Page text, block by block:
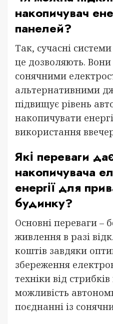
накопичувач
панелей?
Так, сучасні
це дозволяють. Вони
сонячними
альтернативними
підвищує рівень
накопичувати
використання
Які переваги
накопичувача
енергії для
будинку?
Основні переваги –
живлення в разі
коштів завдяки
збереження
техніки від
можливість
поєднанні із